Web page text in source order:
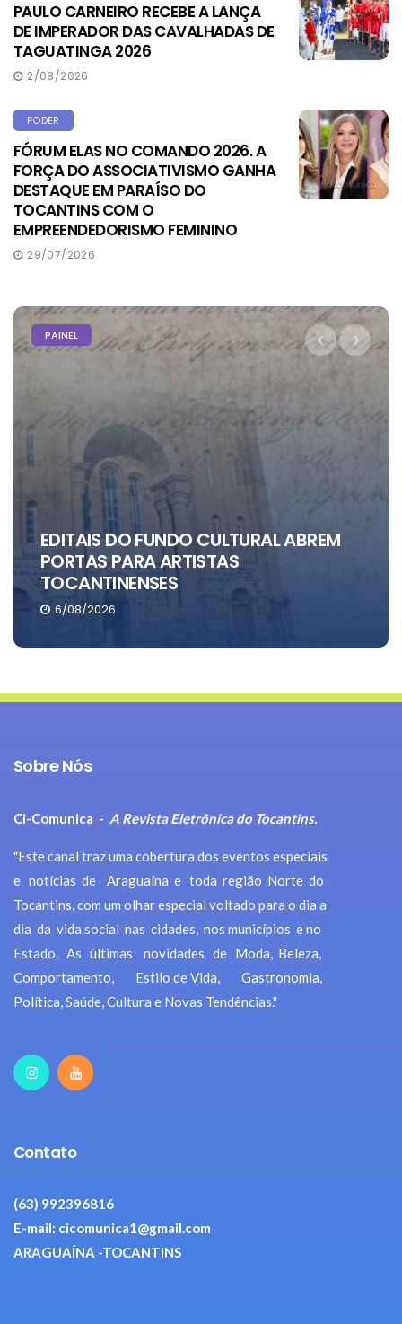
PAULO CARNEIRO RECEBE A LANÇA
DE IMPERADOR DAS CAVALHADAS DE
TAGUATINGA 2026
2/08/2026
PODER
FÓRUM ELAS NO COMANDO 2026. A
FORÇA DO ASSOCIATIVISMO GANHA
DESTAQUE EM PARAÍSO DO
TOCANTINS COM O
EMPREENDEDORISMO FEMININO
29/07/2026
ABREM
PAINEL
CHRIS CANTO LANÇA LIVRO
JANEIRO
Sobre Nós
Ci-Comunica - A Revista Eletrônica do Tocantins.
"Este canal traz uma cobertura dos eventos especiais
e notícias de Araguaína e toda região Norte do
Tocantins, com um olhar especial voltado para o dia a
dia da vida social nas cidades, nos municípios e no
Estado. As últimas novidades de Moda, Beleza,
Comportamento, Estilo de Vida, Gastronomia,
Política, Saúde, Cultura e Novas Tendências."
Contato
(63) 992396816
E-mail: cicomunica1@gmail.com
ARAGUAÍNA -TOCANTINS